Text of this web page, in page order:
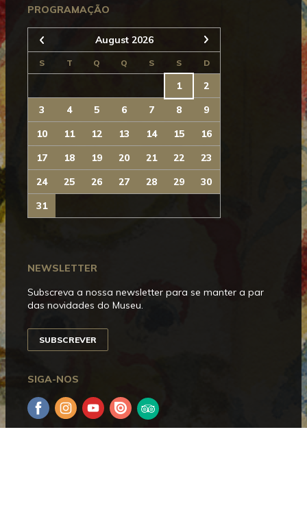
NEWSLETTER
Subscreva a nossa newsletter para se manter a par
das novidades do Museu.
SUBSCREVER
SIGA-NOS
FacebookInstagramYouTube
Issuu Trip
Advisor
PROGRAMAÇÃO
Anterior August 2026 Seguinte
S T Q Q S S D
1
2
3
4 5 6 7 8
9
10
11 12 13 14 15
16
17
18 19 20 21 22
23
24
25 26 27 28 29
30
31